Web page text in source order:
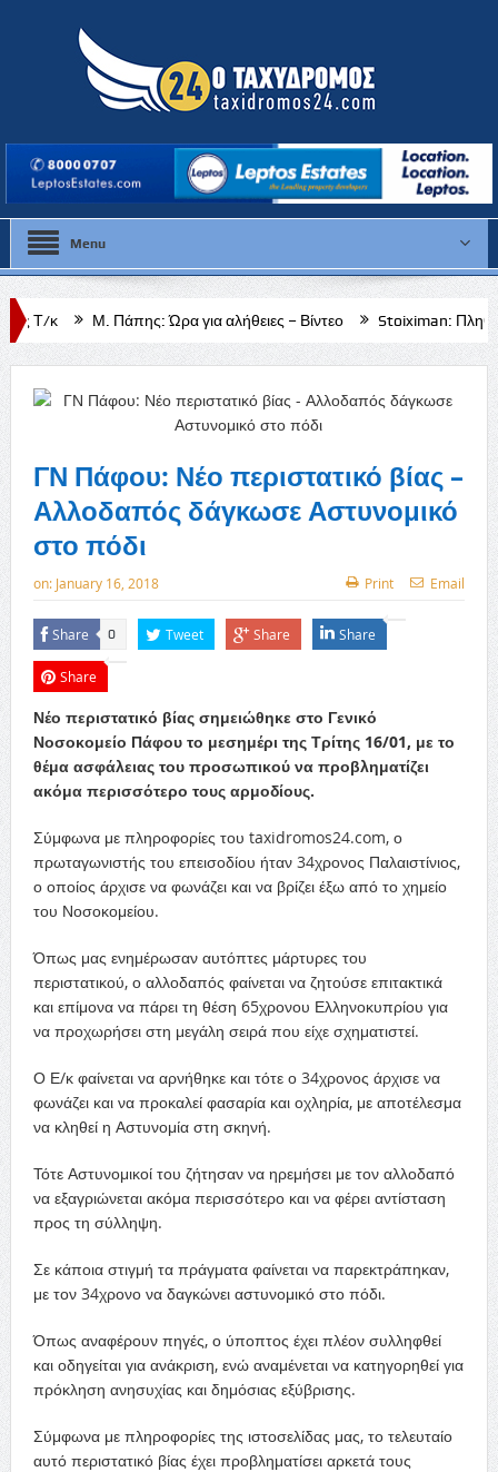
Menu
Ώρα για αλήθειες – Βίντεο Stoiximan: Πληθώρα επιλογών για
ΓΝ Πάφου: Νέο περιστατικό βίας –
Αλλοδαπός δάγκωσε Αστυνομικό
στο πόδι
on: January 16, 2018 Print Email
Share 0 Tweet Share Share
Share
Νέο περιστατικό βίας σημειώθηκε στο Γενικό
Νοσοκομείο Πάφου το μεσημέρι της Τρίτης 16/01, με το
θέμα ασφάλειας του προσωπικού να προβληματίζει
ακόμα περισσότερο τους αρμοδίους.
Σύμφωνα με πληροφορίες του taxidromos24.com, ο
πρωταγωνιστής του επεισοδίου ήταν 34χρονος Παλαιστίνιος,
ο οποίος άρχισε να φωνάζει και να βρίζει έξω από το χημείο
του Νοσοκομείου.
Όπως μας ενημέρωσαν αυτόπτες μάρτυρες του
περιστατικού, ο αλλοδαπός φαίνεται να ζητούσε επιτακτικά
και επίμονα να πάρει τη θέση 65χρονου Ελληνοκυπρίου για
να προχωρήσει στη μεγάλη σειρά που είχε σχηματιστεί.
Ο Ε/κ φαίνεται να αρνήθηκε και τότε ο 34χρονος άρχισε να
φωνάζει και να προκαλεί φασαρία και οχληρία, με αποτέλεσμα
να κληθεί η Αστυνομία στη σκηνή.
Τότε Αστυνομικοί του ζήτησαν να ηρεμήσει με τον αλλοδαπό
να εξαγριώνεται ακόμα περισσότερο και να φέρει αντίσταση
προς τη σύλληψη.
Σε κάποια στιγμή τα πράγματα φαίνεται να παρεκτράπηκαν,
με τον 34χρονο να δαγκώνει αστυνομικό στο πόδι.
Όπως αναφέρουν πηγές, ο ύποπτος έχει πλέον συλληφθεί
και οδηγείται για ανάκριση, ενώ αναμένεται να κατηγορηθεί για
πρόκληση ανησυχίας και δημόσιας εξύβρισης.
Σύμφωνα με πληροφορίες της ιστοσελίδας μας, το τελευταίο
αυτό περιστατικό βίας έχει προβληματίσει αρκετά τους